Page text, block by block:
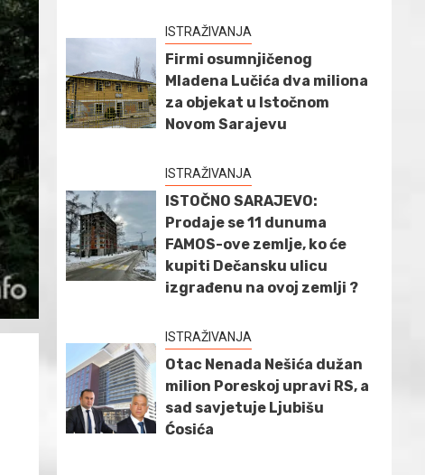
ISTRAŽIVANJA
Firmi osumnjičenog
Mladena Lučića dva miliona
za objekat u Istočnom
Novom Sarajevu
ISTRAŽIVANJA
ISTOČNO SARAJEVO:
Prodaje se 11 dunuma
FAMOS-ove zemlje, ko će
kupiti Dečansku ulicu
izgrađenu na ovoj zemlji ?
ISTRAŽIVANJA
Otac Nenada Nešića dužan
milion Poreskoj upravi RS, a
sad savjetuje Ljubišu
Ćosića